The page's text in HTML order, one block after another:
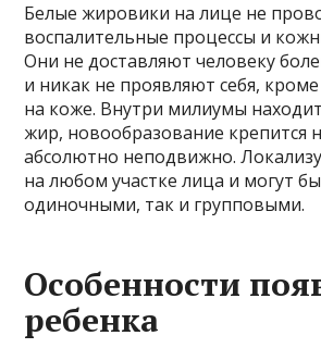
Белые жировики на лице не
воспалительные процессы и
Они не доставляют человеку
и никак не проявляют себя,
на коже. Внутри милиумы
жир, новообразование крепится
абсолютно неподвижно.
на любом участке лица и могут
одиночными, так и групповыми.
Особенности
ребенка